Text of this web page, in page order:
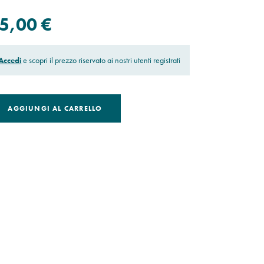
€
e scopri il prezzo riservato ai nostri utenti registrati
AGGIUNGI AL CARRELLO